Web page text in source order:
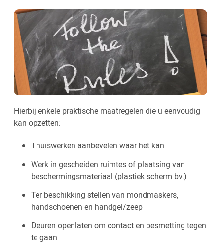
Hierbij enkele praktische maatregelen die u eenvoudig
kan opzetten:
Thuiswerken aanbevelen waar het kan
Werk in gescheiden ruimtes of plaatsing van
beschermingsmateriaal (plastiek scherm bv.)
Ter beschikking stellen van mondmaskers,
handschoenen en handgel/zeep
Deuren openlaten om contact en besmetting tegen
te gaan